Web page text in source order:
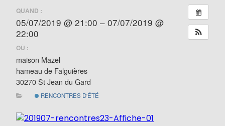
QUAND :
05/07/2019 @ 21:00 – 07/07/2019 @
22:00
OÙ :
maison Mazel
hameau de Falguières
30270 St Jean du Gard
RENCONTRES D'ÉTÉ